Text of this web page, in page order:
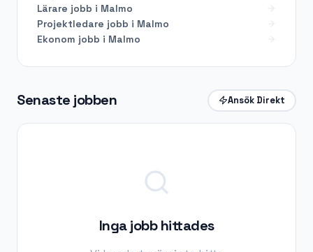
Senaste jobben Ansök Direkt
Inga jobb hittades
Lärare jobb i Malmo
Projektledare jobb i Malmo
Ekonom jobb i Malmo